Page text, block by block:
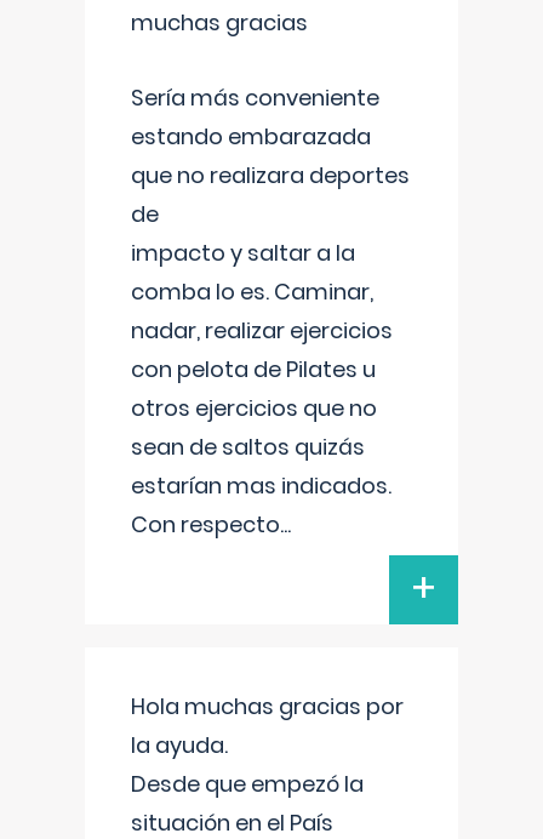
muchas gracias
Sería más conveniente
estando embarazada
que no realizara deportes
de
impacto y saltar a la
comba lo es. Caminar,
nadar, realizar ejercicios
con pelota de Pilates u
otros ejercicios que no
sean de saltos quizás
estarían mas indicados.
Con respecto...
+
Hola muchas gracias por
la ayuda.
Desde que empezó la
situación en el País